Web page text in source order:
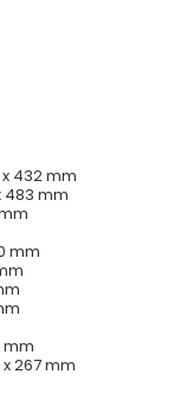
432 mm
483 mm
mm
mm
267 mm